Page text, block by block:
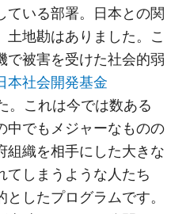
ている部署。日本との関
地勘はありました。こ
で被害を受けた社会的弱
本社会開発基金
。これは今では数ある
中でもメジャーなものの
組織を相手にした大きな
てしまうような人たち
したプログラムです。